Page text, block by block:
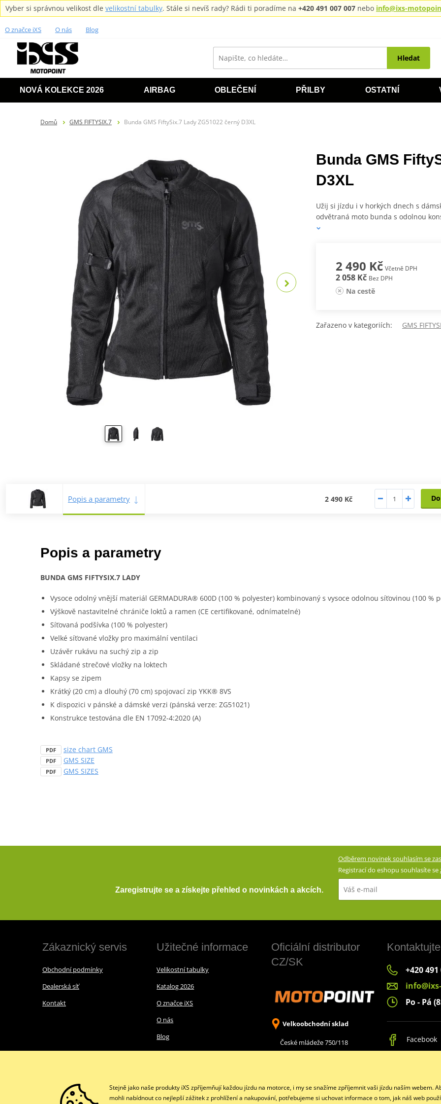
Vyber si správnou velikost dle velikostní tabulky. Stále si nevíš rady? Rádi ti poradíme na +420 491 007 007 nebo info@ixs-
O značce iXS O nás Blog
Hledat
NOVÁ KOLEKCE 2026 AIRBAG OBLEČENÍ PŘILBY OSTATNÍ
Domů GMS FIFTYSIX.7 Bunda GMS FiftySix.7 Lady ZG51022 černý D3XL
Bunda GMS
D3XL
Užij si jízdu i v horkých dnech s
odvětraná moto bunda s odolnou
2 490 Kč Včetně DPH
2 058 Kč Bez DPH
Na cestě
Zařazeno v kategoriích: GMS
Popis a parametry 2 490 Kč
Popis a parametry
BUNDA GMS FIFTYSIX.7 LADY
Vysoce odolný vnější materiál GERMADURA® 600D (100 % polyester) kombinovaný s vysoce odolnou síťovinou (100 %
Výškově nastavitelné chrániče loktů a ramen (CE certifikované, odnímatelné)
Síťovaná podšívka (100 % polyester)
Velké síťované vložky pro maximální ventilaci
Uzávěr rukávu na suchý zip a zip
Skládané strečové vložky na loktech
Kapsy se zipem
Krátký (20 cm) a dlouhý (70 cm) spojovací zip YKK® 8VS
K dispozici v pánské a dámské verzi (pánská verze: ZG51021)
Konstrukce testována dle EN 17092-4:2020 (A)
PDF size chart GMS
PDF GMS SIZE
PDF GMS SIZES
Zaregistrujte se a získejte přehled o novinkách a akcích.
Odběrem novinek souhlasím se
Registrací do eshopu souhlasíte se
Zákaznický servis
Obchodní podmínky
Dealerská síť
Kontakt
Užitečné informace
Velikostní tabulky
Katalog 2026
O značce iXS
O nás
Blog
Oficiální distributor
CZ/SK
Velkoobchodní sklad
České mládeže 750/118
+420 491
Po - Pá
Facebook
Stejně jako naše produkty iXS zpříjemňují každou jízdu na motorce, i my se snažíme zpříjemnit vaši jízdu naším webem.
mohli nabídnout co nejlepší zážitek z prohlížení a nakupování, potřebujeme si uchovat informace o tom, jak náš web